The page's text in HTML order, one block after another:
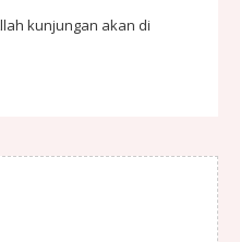
kunjungan akan di